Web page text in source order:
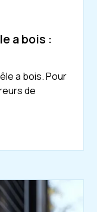
a bois :
a bois. Pour
de